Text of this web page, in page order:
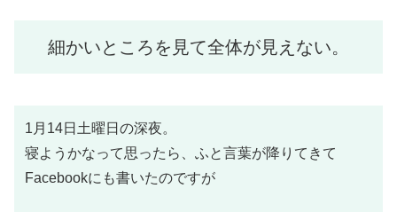
細かいところを見て全体が見えない。
1月14日土曜日の深夜。
寝ようかなって思ったら、ふと言葉が降りてきて
Facebookにも書いたのですが